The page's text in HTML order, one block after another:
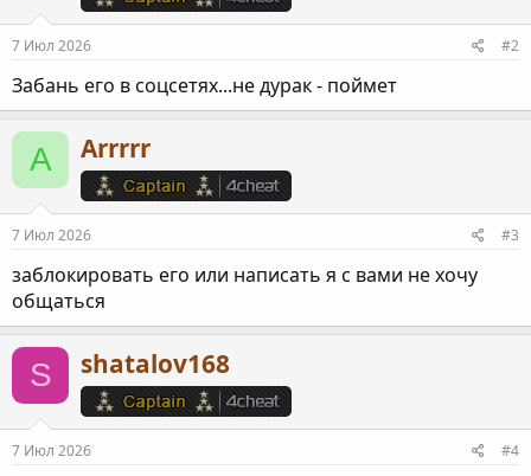
7 Июл 2026 #2
Забань его в соцсетях...не дурак - поймет
A Arrrrr
7 Июл 2026 #3
заблокировать его или написать я с вами не хочу
общаться
S shatalov168
7 Июл 2026 #4